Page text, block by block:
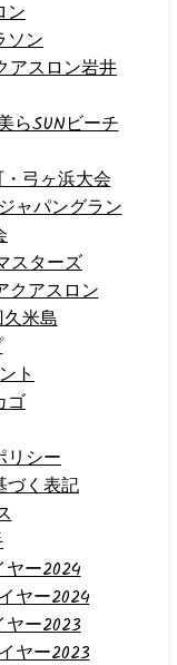
ン
ソン
アスロン岩井
らSUNビーチ
弓ヶ浜大会
ャパングラン
スターズ
クアスロン
米島
ト
ゴ
リシー
づく表記
ー2024
ヤー2024
ー2023
ヤー2023